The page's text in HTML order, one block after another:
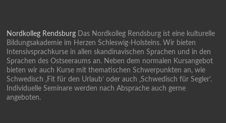
Nordkolleg Rendsburg Das Nordkolleg Rendsburg ist eine kulturelle
Bildungsakademie im Herzen Schleswig-Holsteins. Wir bieten
Intensivsprachkurse in allen skandinavischen Sprachen und in den
Sprachen des Ostseeraums an. Neben dem normalen Kursangebot
bieten wir auch Kurse mit thematischen Schwerpunkten an, wie
Schwedisch ‚Fit für den Urlaub’ oder auch ‚Schwedisch für Segler’.
Individuelle Seminare werden nach Absprache auch gerne
angeboten.